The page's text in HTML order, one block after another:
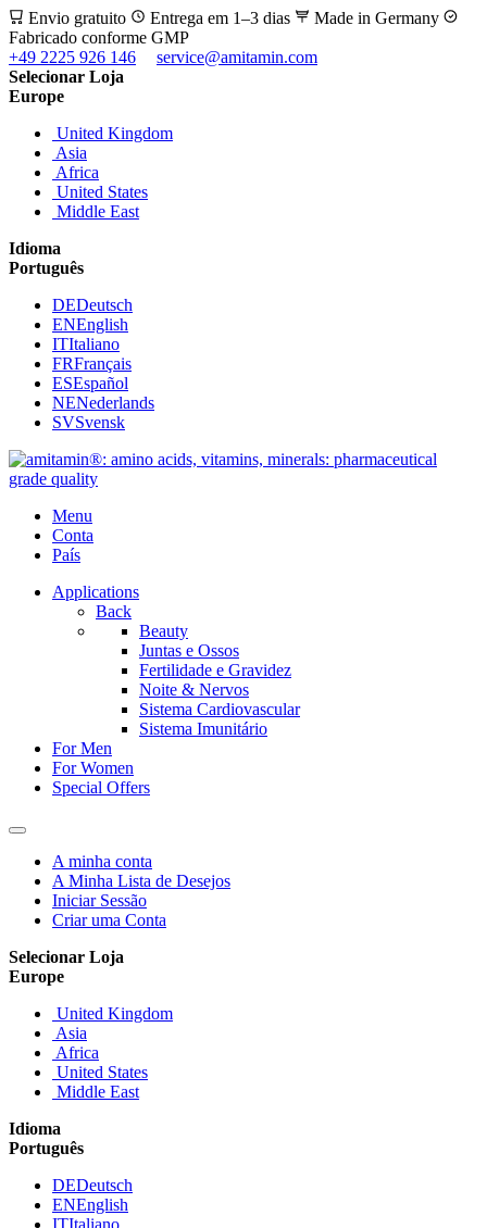
Envio gratuito Entrega em 1–3 dias
Made in Germany
Fabricado conforme GMP
+49 2225 926 146
service@amitamin.com
Selecionar Loja
Europe
United Kingdom
Asia
Africa
United States
Middle East
Idioma
Português
DEDeutsch
ENEnglish
ITItaliano
FRFrançais
ESEspañol
NENederlands
SVSvensk
Menu
Conta
País
Applications
Back
Beauty
Juntas e Ossos
Fertilidade e Gravidez
Noite & Nervos
Sistema Cardiovascular
Sistema Imunitário
For Men
For Women
Special Offers
A minha conta
A Minha Lista de Desejos
Iniciar Sessão
Criar uma Conta
Selecionar Loja
Europe
United Kingdom
Asia
Africa
United States
Middle East
Idioma
Português
DEDeutsch
ENEnglish
ITItaliano